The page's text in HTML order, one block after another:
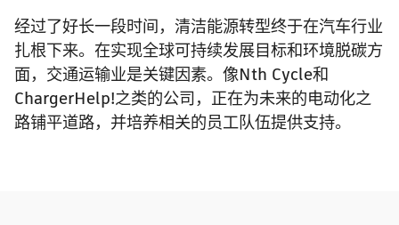
经过了好长一段时间，清洁能源转型终于在汽车行业
扎根下来。在实现全球可持续发展目标和环境脱碳方
面，交通运输业是关键因素。像Nth Cycle和
ChargerHelp!之类的公司，正在为未来的电动化之
路铺平道路，并培养相关的员工队伍提供支持。